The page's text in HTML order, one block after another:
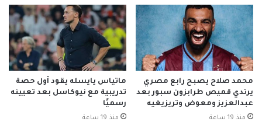
محمد صلاح يصبح رابع مصري
يرتدي قميص طرابزون سبور بعد
عبدالعزيز ومعوض وتريزيغيه
منذ 19 ساعة
ماتياس يايسله يقود أول حصة
تدريبية مع نيوكاسل بعد تعيينه
رسميًا
منذ 19 ساعة